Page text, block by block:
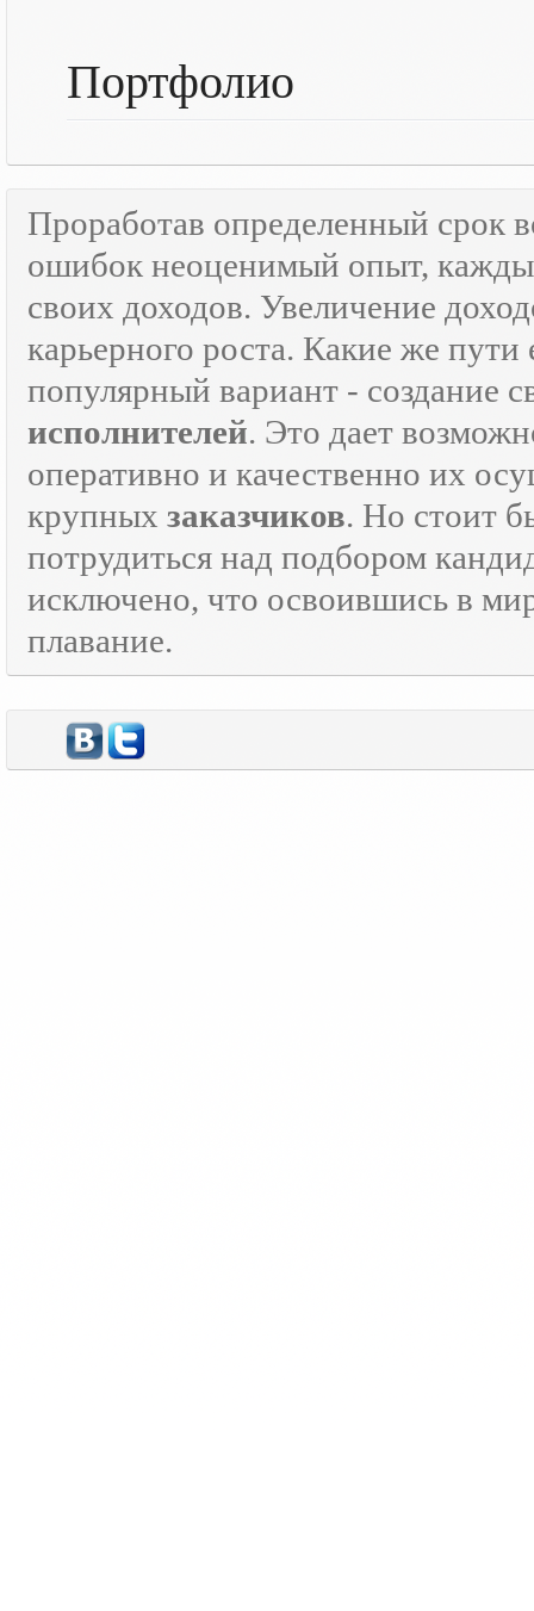
Портфолио
Проработав определенный срок
ошибок неоценимый опыт,
своих доходов. Увеличение
карьерного роста. Какие же пути
популярный вариант - создание
исполнителей. Это дает
оперативно и качественно их
крупных заказчиков. Но стоит
потрудиться над подбором
исключено, что освоившись в
плавание.